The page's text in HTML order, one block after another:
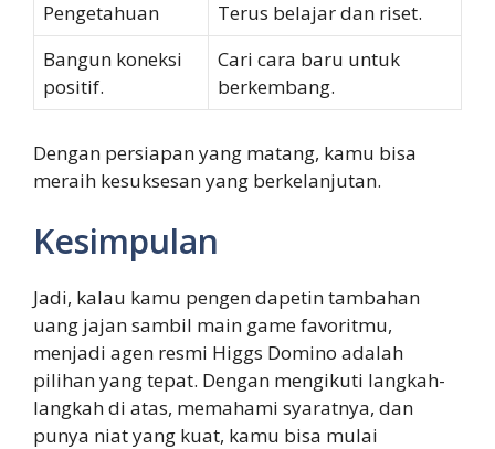
Pengetahuan
Terus belajar dan riset.
Bangun koneksi
positif.
Cari cara baru untuk
berkembang.
Dengan persiapan yang matang, kamu bisa
meraih kesuksesan yang berkelanjutan.
Kesimpulan
Jadi, kalau kamu pengen dapetin tambahan
uang jajan sambil main game favoritmu,
menjadi agen resmi Higgs Domino adalah
pilihan yang tepat. Dengan mengikuti langkah-
langkah di atas, memahami syaratnya, dan
punya niat yang kuat, kamu bisa mulai